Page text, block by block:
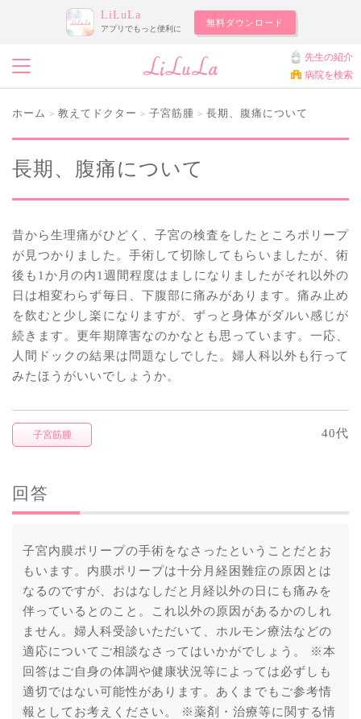
LiLuLa
アプリでもっと便利に
無料ダウンロード
先生の紹介
病院を検索
ホーム > 教えてドクター > 子宮筋腫 > 長期、腹痛について
長期、腹痛について
昔から生理痛がひどく、子宮の検査をしたところポリープ
が見つかりました。手術して切除してもらいましたが、術
後も1か月の内1週間程度はましになりましたがそれ以外の
日は相変わらず毎日、下腹部に痛みがあります。痛み止め
を飲むと少し楽になりますが、ずっと身体がダルい感じが
続きます。更年期障害なのかなとも思っています。一応、
人間ドックの結果は問題なしでした。婦人科以外も行って
みたほうがいいでしょうか。
子宮筋腫 40代
回答
子宮内膜ポリープの手術をなさったということだとお
もいます。内膜ポリープは十分月経困難症の原因とは
なるのですが、おはなしだと月経以外の日にも痛みを
伴っているとのこと。これ以外の原因があるかのしれ
ません。婦人科受診いただいて、ホルモン療法などの
適応についてご相談なさってはいかがでしょう。 ※本
回答はご自身の体調や健康状況等によっては必ずしも
適切ではない可能性があります。あくまでもご参考情
報としてお考えください。 ※薬剤・治療等に関する情